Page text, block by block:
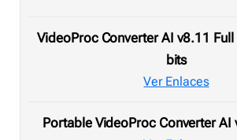
VideoProc Converter AI v8.11
bits
Ver Enlaces
Portable VideoProc Converter AI